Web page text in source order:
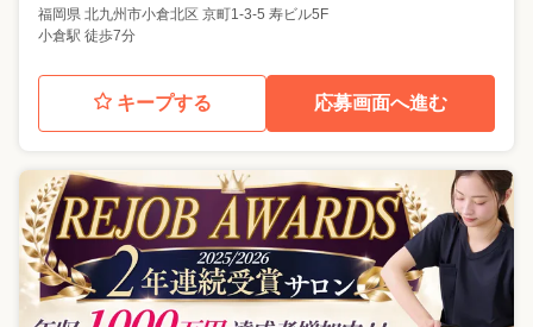
福岡県 北九州市小倉北区 京町1-3-5 寿ビル5F
小倉駅 徒歩7分
キープする 応募画面へ進む